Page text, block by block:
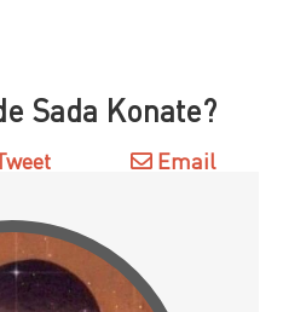
Sada Konate?
Email